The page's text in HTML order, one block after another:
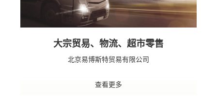
大宗贸易、物流、超市零售
北京易博斯特贸易有限公司
查看更多